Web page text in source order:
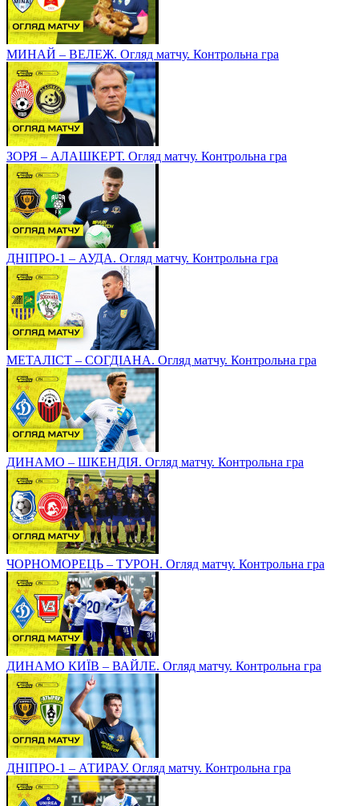
МИНАЙ – ВЕЛЕЖ. Огляд матчу. Контрольна гра
ЗОРЯ – АЛАШКЕРТ. Огляд матчу. Контрольна гра
ДНІПРО-1 – АУДА. Огляд матчу. Контрольна гра
МЕТАЛІСТ – СОГДІАНА. Огляд матчу. Контрольна гра
ДИНАМО – ШКЕНДІЯ. Огляд матчу. Контрольна гра
ЧОРНОМОРЕЦЬ – ТУРОН. Огляд матчу. Контрольна гра
ДИНАМО КИЇВ – ВАЙЛЕ. Огляд матчу. Контрольна гра
ДНІПРО-1 – АТИРАУ. Огляд матчу. Контрольна гра